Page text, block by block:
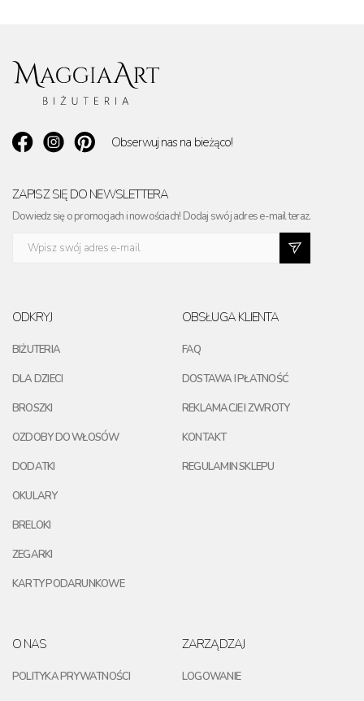
Obserwuj nas na bieżąco!
ZAPISZ SIĘ DO NEWSLETTERA
Dowiedz się o promocjach i nowościach! Dodaj swój adres e-mail teraz.
ODKRYJ
BIŻUTERIA
DLA DZIECI
BROSZKI
OZDOBY DO WŁOSÓW
DODATKI
OKULARY
BRELOKI
ZEGARKI
KARTY PODARUNKOWE
OBSŁUGA KLIENTA
FAQ
DOSTAWA I PŁATNOŚĆ
REKLAMACJE I ZWROTY
KONTAKT
REGULAMIN SKLEPU
O NAS
POLITYKA PRYWATNOŚCI
ZARZĄDZAJ
LOGOWANIE